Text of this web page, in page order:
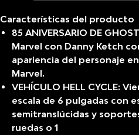
Características del producto
85 ANIVERSARIO DE
Marvel con Danny Ketch
apariencia del personaje
Marvel.
VEHÍCULO HELL CYCLE:
escala de 6 pulgadas con
semitranslúcidas y
ruedas o 1